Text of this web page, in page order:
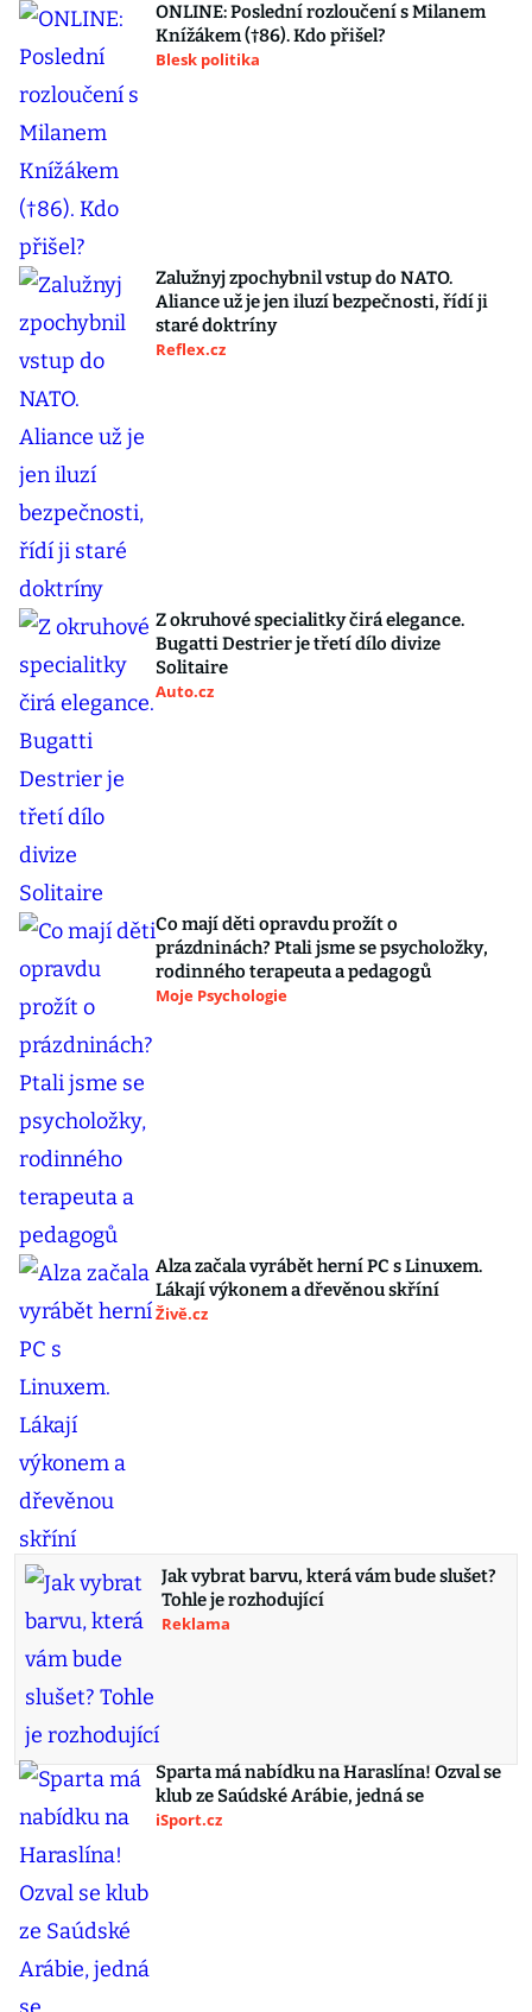
ONLINE: Poslední rozloučení s Milanem
Knížákem (†86). Kdo přišel?
Blesk politika
Zalužnyj zpochybnil vstup do NATO.
Aliance už je jen iluzí bezpečnosti, řídí ji
staré doktríny
Reflex.cz
Z okruhové specialitky čirá elegance.
Bugatti Destrier je třetí dílo divize
Solitaire
Auto.cz
Co mají děti opravdu prožít o
prázdninách? Ptali jsme se psycholožky,
rodinného terapeuta a pedagogů
Moje Psychologie
Alza začala vyrábět herní PC s Linuxem.
Lákají výkonem a dřevěnou skříní
Živě.cz
Jak vybrat barvu, která vám bude slušet?
Tohle je rozhodující
Reklama
Sparta má nabídku na Haraslína! Ozval se
klub ze Saúdské Arábie, jedná se
iSport.cz